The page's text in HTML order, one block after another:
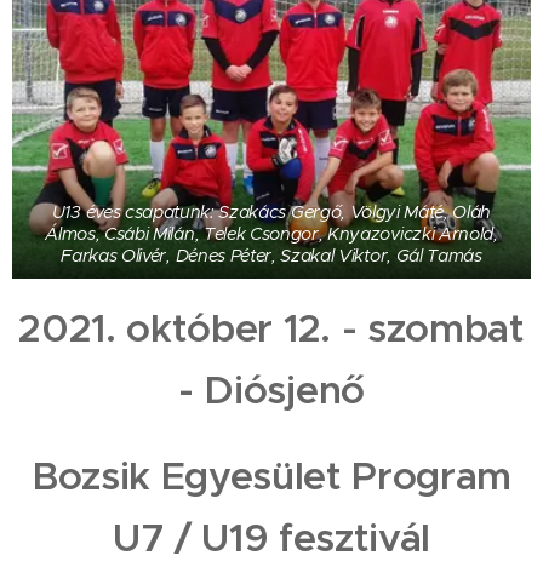
U13 éves csapatunk: Szakács Gergő, Völgyi Máté, Oláh
Álmos, Csábi Milán, Telek Csongor, Knyazoviczki Arnold,
Farkas Olivér, Dénes Péter, Szakal Viktor, Gál Tamás
2021. október 12. - szombat
- Diósjenő
Bozsik Egyesület Program
U7 / U19 fesztivál